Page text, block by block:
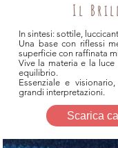
Il
In sintesi: sottile,
Una base con riflessi
superficie con raffinata
Vive la materia e la
equilibrio.
Essenziale e
grandi interpretazioni.
Scarica